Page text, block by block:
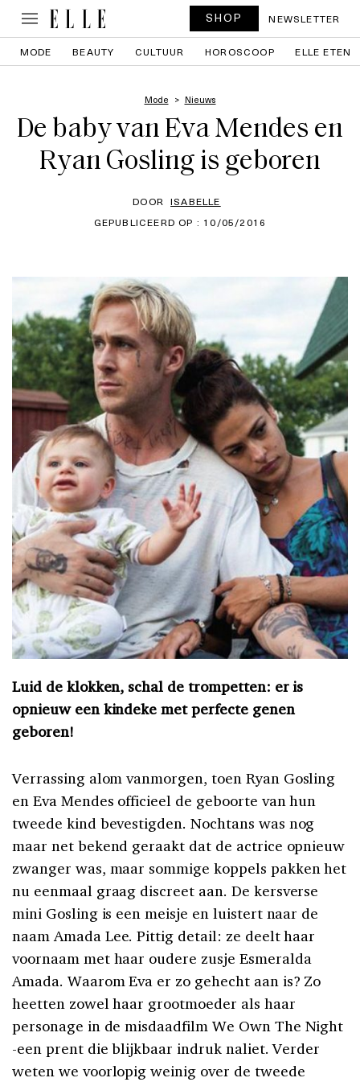
SHOP NEWSLETTER
MODE BEAUTY CULTUUR HOROSCOOP ELLE ETEN
Mode Nieuws
De baby van Eva Mendes en
Ryan Gosling is geboren
DOOR ISABELLE
GEPUBLICEERD OP : 10/05/2016
Luid de klokken, schal de trompetten: er is
opnieuw een kindeke met perfecte genen
geboren!
Verrassing alom vanmorgen, toen Ryan Gosling
en Eva Mendes officieel de geboorte van hun
tweede kind bevestigden. Nochtans was nog
maar net bekend geraakt dat de actrice opnieuw
zwanger was, maar sommige koppels pakken het
nu eenmaal graag discreet aan. De kersverse
mini Gosling is een meisje en luistert naar de
naam Amada Lee. Pittig detail: ze deelt haar
voornaam met haar oudere zusje Esmeralda
Amada. Waarom Eva er zo gehecht aan is? Zo
heetten zowel haar grootmoeder als haar
personage in de misdaadfilm We Own The Night
-een prent die blijkbaar indruk naliet. Verder
weten we voorlopig weinig over de tweede